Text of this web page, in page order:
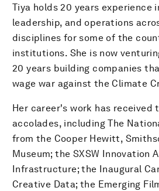
Tiya holds 20 years experience
leadership, and operations
disciplines for some of the
institutions. She is now
20 years building companies
wage war against the Climate
Her career's work has received
accolades, including The
from the Cooper Hewitt,
Museum; the SXSW Innovation
Infrastructure; the Inaugural
Creative Data; the Emerging